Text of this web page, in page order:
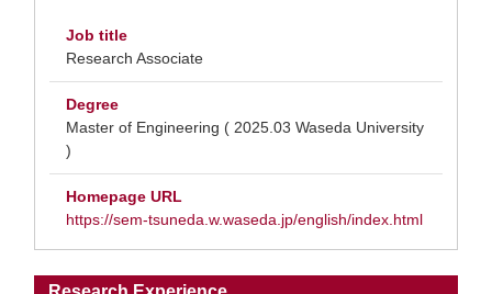
Job title
Research Associate
Degree
Master of Engineering ( 2025.03 Waseda University
)
Homepage URL
https://sem-tsuneda.w.waseda.jp/english/index.html